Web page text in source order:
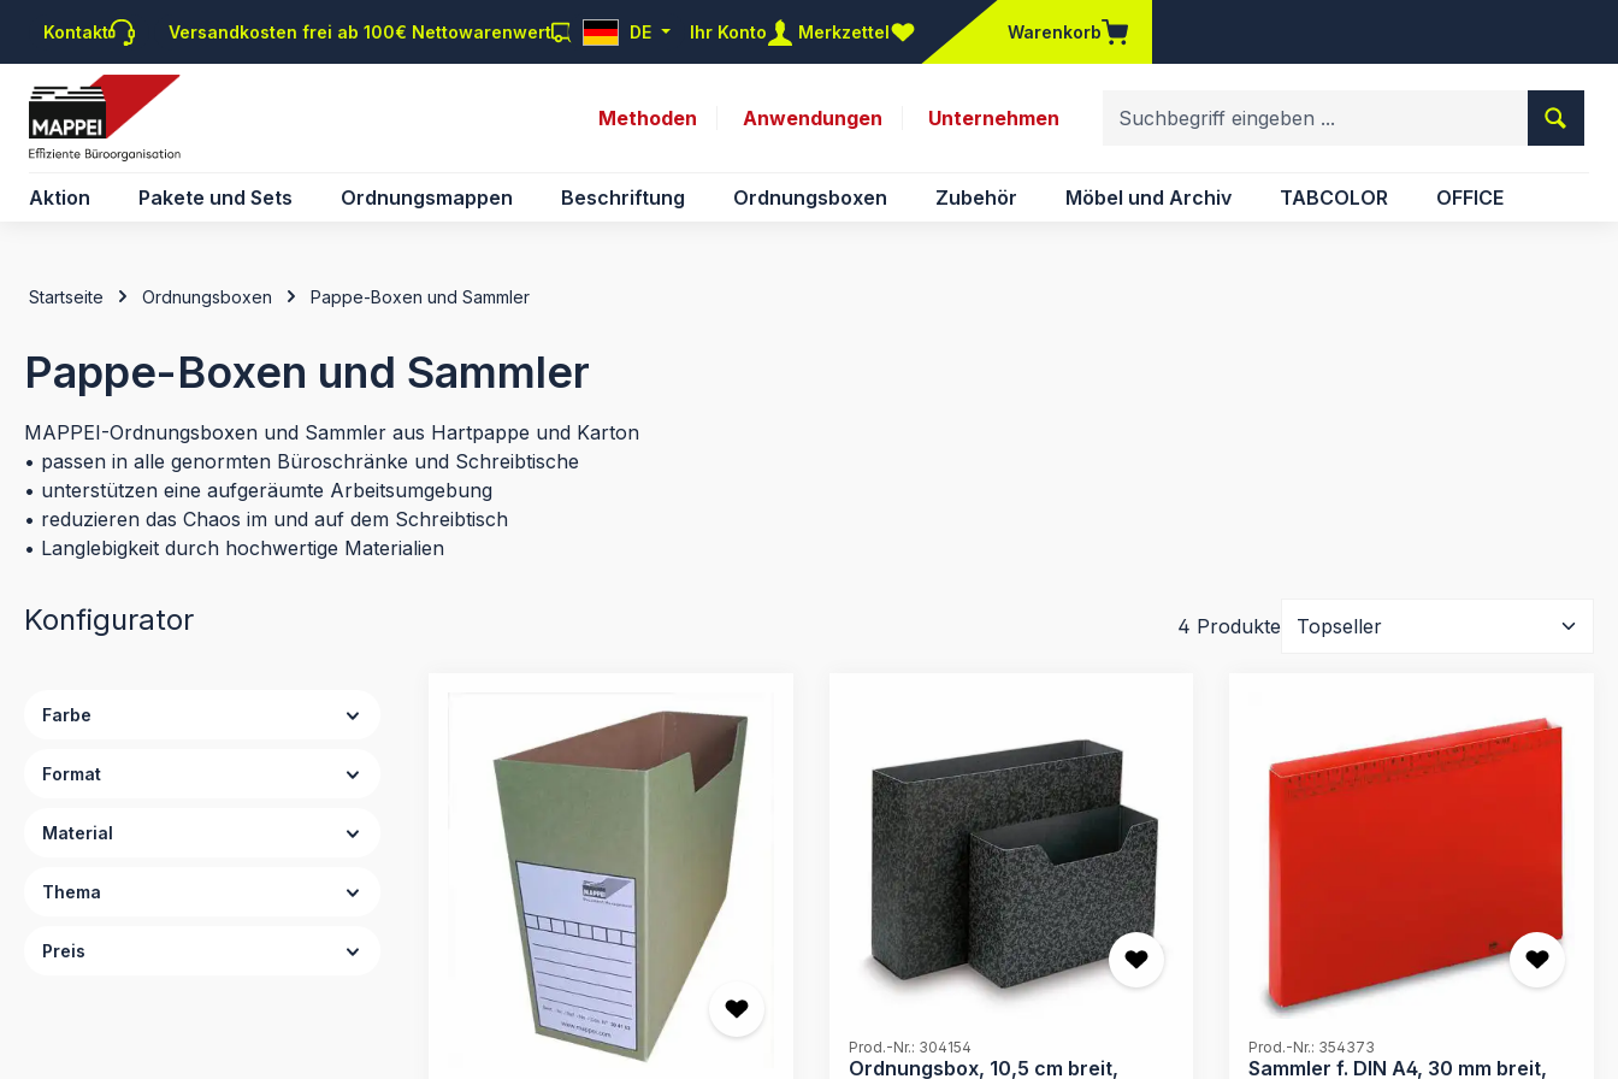
Hauptinhalt springen
Zur Suche springen
Zur Hauptnavigation springen
Kontakt Versandkosten frei ab 100€ Nettowarenwert DE Ihr Konto Merkzettel
Du hast 0 Produkte auf dem Merkzettel
Warenkorb
Methoden Anwendungen Unternehmen
Aktion Pakete und Sets Ordnungsmappen Beschriftung Ordnungsboxen Zubehör Möbel und Archiv TABCOLOR OFFICE
Startseite Ordnungsboxen Pappe-Boxen und Sammler
Pappe-Boxen und Sammler
MAPPEI-Ordnungsboxen und Sammler aus Hartpappe und Karton
• passen in alle genormten Büroschränke und Schreibtische
• unterstützen eine aufgeräumte Arbeitsumgebung
• reduzieren das Chaos im und auf dem Schreibtisch
• Langlebigkeit durch hochwertige Materialien
Konfigurator
Farbe
Format
Material
Thema
Preis
4 Produkte
Prod.-Nr.: 304154
Ordnungsbox, 10,5 cm breit,
Prod.-Nr.: 354373
Sammler f. DIN A4, 30 mm breit,